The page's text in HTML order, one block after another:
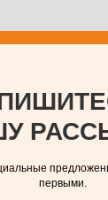
первыми.